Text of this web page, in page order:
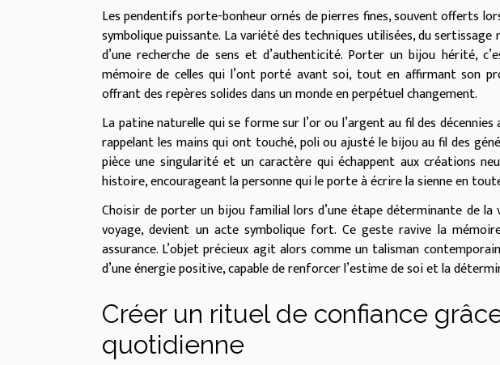
Les pendentifs porte-bonheur ornés de pierres fines, souvent offerts
symbolique puissante. La variété des techniques utilisées, du
d’une recherche de sens et d’authenticité. Porter un bijou hérité,
mémoire de celles qui l’ont porté avant soi, tout en affirmant son
offrant des repères solides dans un monde en perpétuel changement.
La patine naturelle qui se forme sur l’or ou l’argent au fil des
rappelant les mains qui ont touché, poli ou ajusté le bijou au fil des
pièce une singularité et un caractère qui échappent aux créations
histoire, encourageant la personne qui le porte à écrire la sienne en
Choisir de porter un bijou familial lors d’une étape déterminante de
voyage, devient un acte symbolique fort. Ce geste ravive la
assurance. L’objet précieux agit alors comme un talisman
d’une énergie positive, capable de renforcer l’estime de soi et la
Créer un rituel de confiance
quotidienne